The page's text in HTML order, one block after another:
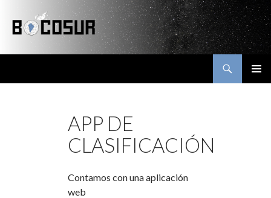
APP DE
CLASIFICACIÓN
Contamos con una aplicación
web